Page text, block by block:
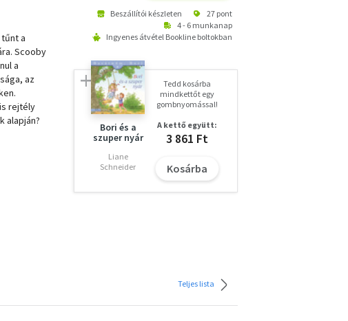
a
Scooby
a
az
rejtély
alapján?
Beszállítói készleten
27 pont
4 - 6 munkanap
Ingyenes átvétel Bookline boltokban
Bori és a
szuper nyár
Liane
Schneider
Tedd kosárba
mindkettőt egy
gombnyomással!
A kettő együtt:
3 861 Ft
Kosárba
Teljes lista